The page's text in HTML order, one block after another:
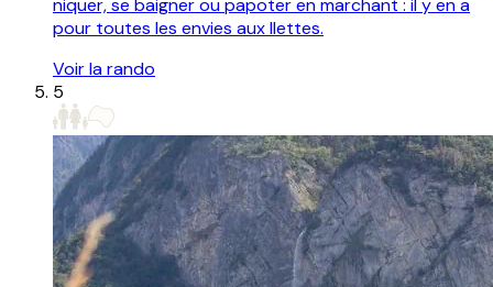
niquer, se baigner ou papoter en marchant : il y en a
pour toutes les envies aux Ilettes.
Voir la rando
5